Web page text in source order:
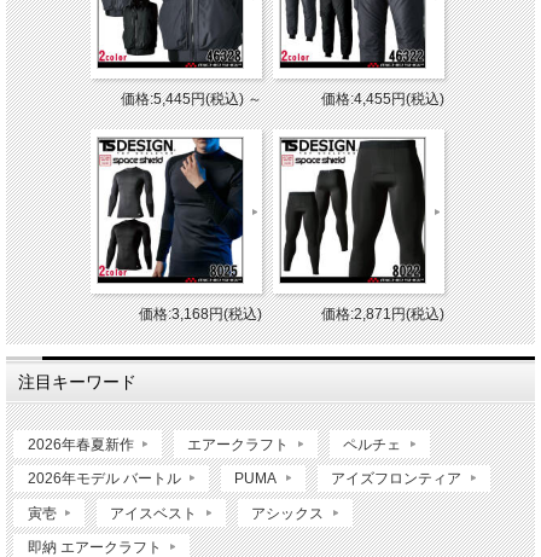
価格:5,445円(税込)～ 価格:4,455円(税込)
価格:3,168円(税込) 価格:2,871円(税込)
注目キーワード
2026年春夏新作 エアークラフト ペルチェ
2026年モデル バートル PUMA アイズフロンティア
寅壱 アイスベスト アシックス
即納 エアークラフト